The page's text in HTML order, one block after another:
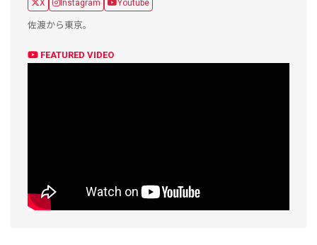
X Instagram Youtube
佐渡から東京。
FEATURED VIDEO